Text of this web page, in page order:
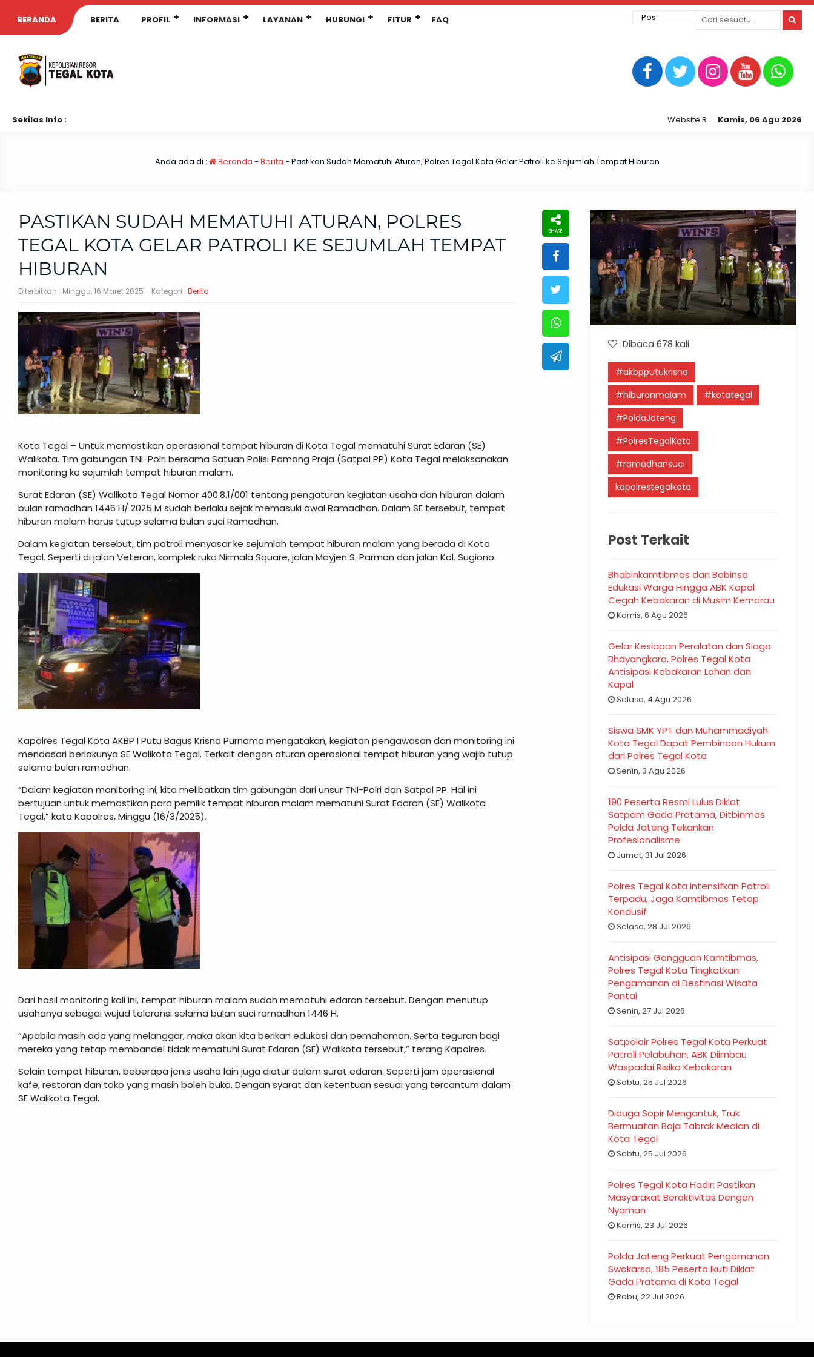
BERANDA BERITA PROFIL INFORMASI LAYANAN HUBUNGI FITUR FAQ
Sekilas Info : Kamis, 06 Agu 2026
Website Resmi Kepolisian Resor Tegal
Anda ada di : Beranda - Berita - Pastikan Sudah Mematuhi Aturan, Polres Tegal Kota Gelar Patroli ke Sejumlah Tempat Hiburan
PASTIKAN SUDAH MEMATUHI ATURAN, POLRES
TEGAL KOTA GELAR PATROLI KE SEJUMLAH TEMPAT
HIBURAN
Diterbitkan : Minggu, 16 Maret 2025 - Kategori : Berita
Kota Tegal – Untuk memastikan operasional tempat hiburan di Kota Tegal mematuhi Surat Edaran (SE)
Walikota. Tim gabungan TNI-Polri bersama Satuan Polisi Pamong Praja (Satpol PP) Kota Tegal melaksanakan
monitoring ke sejumlah tempat hiburan malam.
Surat Edaran (SE) Walikota Tegal Nomor 400.8.1/001 tentang pengaturan kegiatan usaha dan hiburan dalam
bulan ramadhan 1446 H/ 2025 M sudah berlaku sejak memasuki awal Ramadhan. Dalam SE tersebut, tempat
hiburan malam harus tutup selama bulan suci Ramadhan.
Dalam kegiatan tersebut, tim patroli menyasar ke sejumlah tempat hiburan malam yang berada di Kota
Tegal. Seperti di jalan Veteran, komplek ruko Nirmala Square, jalan Mayjen S. Parman dan jalan Kol. Sugiono.
Kapolres Tegal Kota AKBP I Putu Bagus Krisna Purnama mengatakan, kegiatan pengawasan dan monitoring ini
mendasari berlakunya SE Walikota Tegal. Terkait dengan aturan operasional tempat hiburan yang wajib tutup
selama bulan ramadhan.
“Dalam kegiatan monitoring ini, kita melibatkan tim gabungan dari unsur TNI-Polri dan Satpol PP. Hal ini
bertujuan untuk memastikan para pemilik tempat hiburan malam mematuhi Surat Edaran (SE) Walikota
Tegal,” kata Kapolres, Minggu (16/3/2025).
Dari hasil monitoring kali ini, tempat hiburan malam sudah mematuhi edaran tersebut. Dengan menutup
usahanya sebagai wujud toleransi selama bulan suci ramadhan 1446 H.
“Apabila masih ada yang melanggar, maka akan kita berikan edukasi dan pemahaman. Serta teguran bagi
mereka yang tetap membandel tidak mematuhi Surat Edaran (SE) Walikota tersebut,” terang Kapolres.
Selain tempat hiburan, beberapa jenis usaha lain juga diatur dalam surat edaran. Seperti jam operasional
kafe, restoran dan toko yang masih boleh buka. Dengan syarat dan ketentuan sesuai yang tercantum dalam
SE Walikota Tegal.
Dibaca 678 kali
#akbpputukrisna
#hiburanmalam
#kotategal
#PoldaJateng
#PolresTegalKota
#ramadhansuci
kapolrestegalkota
Post Terkait
Bhabinkamtibmas dan Babinsa
Edukasi Warga Hingga ABK Kapal
Cegah Kebakaran di Musim Kemarau
Kamis, 6 Agu 2026
Gelar Kesiapan Peralatan dan Siaga
Bhayangkara, Polres Tegal Kota
Antisipasi Kebakaran Lahan dan
Kapal
Selasa, 4 Agu 2026
Siswa SMK YPT dan Muhammadiyah
Kota Tegal Dapat Pembinaan Hukum
dari Polres Tegal Kota
Senin, 3 Agu 2026
190 Peserta Resmi Lulus Diklat
Satpam Gada Pratama, Ditbinmas
Polda Jateng Tekankan
Profesionalisme
Jumat, 31 Jul 2026
Polres Tegal Kota Intensifkan Patroli
Terpadu, Jaga Kamtibmas Tetap
Kondusif
Selasa, 28 Jul 2026
Antisipasi Gangguan Kamtibmas,
Polres Tegal Kota Tingkatkan
Pengamanan di Destinasi Wisata
Pantai
Senin, 27 Jul 2026
Satpolair Polres Tegal Kota Perkuat
Patroli Pelabuhan, ABK Diimbau
Waspadai Risiko Kebakaran
Sabtu, 25 Jul 2026
Diduga Sopir Mengantuk, Truk
Bermuatan Baja Tabrak Median di
Kota Tegal
Sabtu, 25 Jul 2026
Polres Tegal Kota Hadir: Pastikan
Masyarakat Beraktivitas Dengan
Nyaman
Kamis, 23 Jul 2026
Polda Jateng Perkuat Pengamanan
Swakarsa, 185 Peserta Ikuti Diklat
Gada Pratama di Kota Tegal
Rabu, 22 Jul 2026